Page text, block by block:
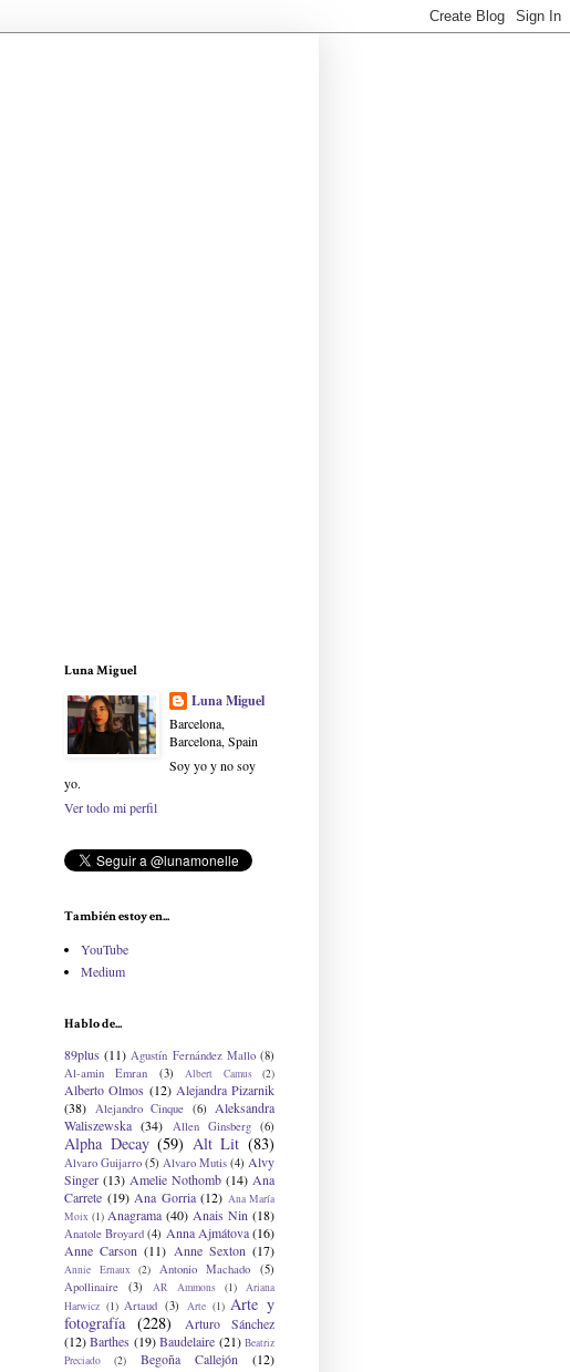
Luna Miguel
Luna Miguel
Barcelona,
Barcelona, Spain
Soy yo y no soy
yo.
Ver todo mi perfil
También estoy en...
YouTube
Medium
Hablo de...
89plus (11) Agustín Fernández Mallo (8)
Al-amin Emran
(3) Albert Camus (2)
Alberto Olmos (12) Alejandra Pizarnik
(38)
Alejandro Cinque (6)
Aleksandra
Waliszewska (34) Allen Ginsberg (6)
Alpha Decay (59) Alt Lit (83)
Alvaro Guijarro (5) Alvaro Mutis (4) Alvy
Singer (13) Amelie Nothomb (14) Ana
Carrete (19) Ana Gorria (12) Ana María
Moix (1) Anagrama (40) Anais Nin (18)
Anatole Broyard (4) Anna Ajmátova (16)
Anne Carson (11) Anne Sexton (17)
Annie Ernaux (2) Antonio Machado
(5)
Apollinaire
(3) AR Ammons (1)
Ariana
Harwicz (1) Artaud (3) Arte (1) Arte y
fotografía (228)
Arturo Sánchez
(12) Barthes (19) Baudelaire (21) Beatriz
Preciado
(2) Begoña Callejón (12)